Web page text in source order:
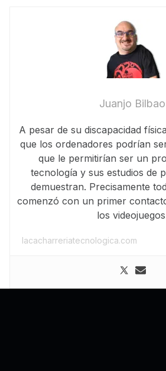
Juanjo Bilbao
A pesar de su discapacidad
que los ordenadores podrían
que le permitirían ser un
tecnología y sus estudios de
demuestran. Precisamente
comenzó con un primer
los
lacacharreriatecnologica.com